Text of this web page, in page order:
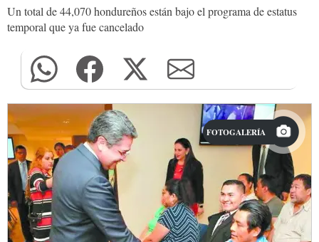
Un total de 44,070 hondureños están bajo el programa de estatus
temporal que ya fue cancelado
FOTOGALERÍA